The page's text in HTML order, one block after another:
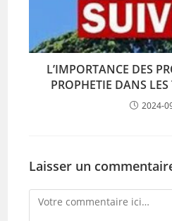
L’IMPORTANCE DES
PROPHETIE DANS
2024-
Laisser un
Comment